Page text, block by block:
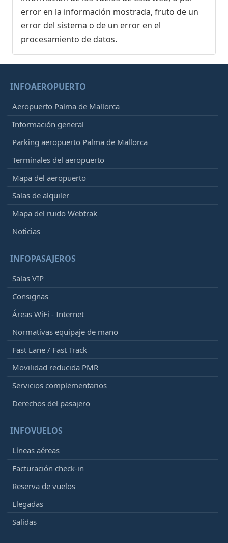
error en la información mostrada, fruto de un
error del sistema o de un error en el
procesamiento de datos.
INFOAEROPUERTO
Aeropuerto Palma de Mallorca
Información general
Parking aeropuerto Palma de Mallorca
Terminales del aeropuerto
Mapa del aeropuerto
Salas de alquiler
Mapa del ruido Webtrak
Noticias
INFOPASAJEROS
Salas VIP
Consignas
Áreas WiFi - Internet
Normativas equipaje de mano
Fast Lane / Fast Track
Movilidad reducida PMR
Servicios complementarios
Derechos del pasajero
INFOVUELOS
Líneas aéreas
Facturación check-in
Reserva de vuelos
Llegadas
Salidas